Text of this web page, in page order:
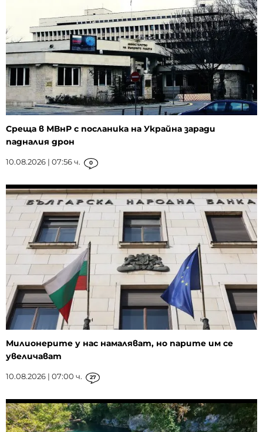
Среща в МВнР с посланика на Украйна заради
падналия дрон
10.08.2026 | 07:56 ч. 0
Милионерите у нас намаляват, но парите им се
увеличават
10.08.2026 | 07:00 ч. 27